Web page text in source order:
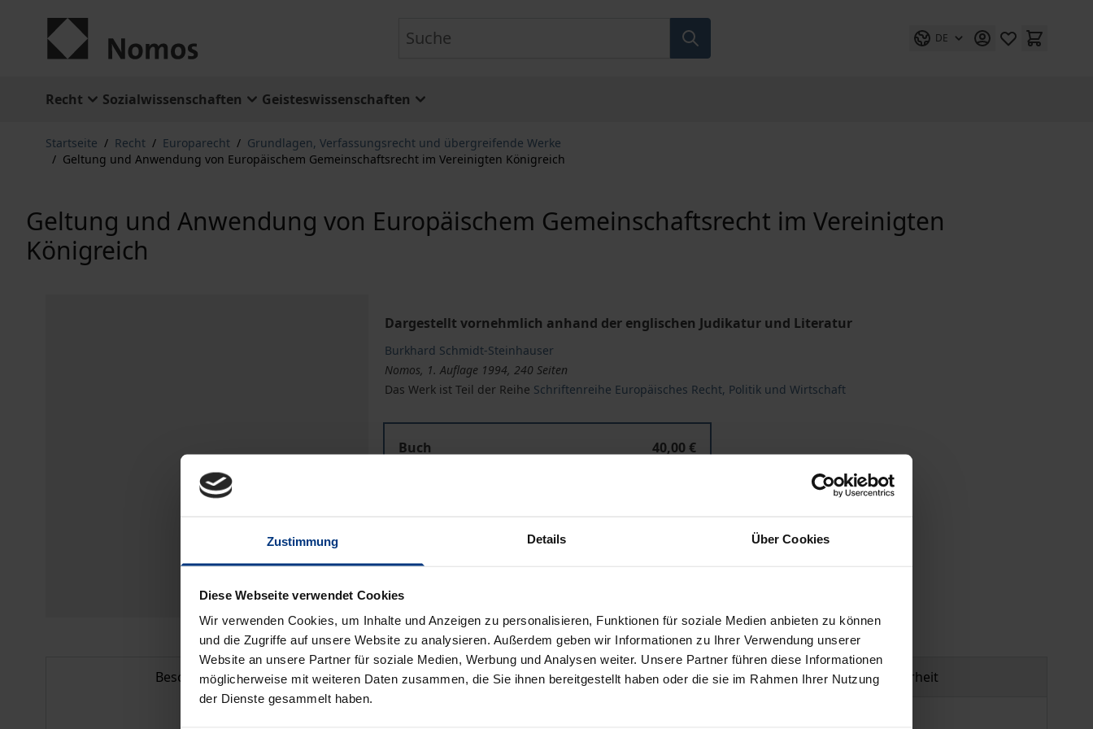
Zustimmung Details Über Cookies
Diese Webseite verwendet Cookies
Wir verwenden Cookies, um Inhalte und Anzeigen zu personalisieren, Funktionen für soziale Medien anbieten zu können
und die Zugriffe auf unsere Website zu analysieren. Außerdem geben wir Informationen zu Ihrer Verwendung unserer
Website an unsere Partner für soziale Medien, Werbung und Analysen weiter. Unsere Partner führen diese Informationen
möglicherweise mit weiteren Daten zusammen, die Sie ihnen bereitgestellt haben oder die sie im Rahmen Ihrer Nutzung
der Dienste gesammelt haben.
DE
Recht Sozialwissenschaften Geisteswissenschaften
Startseite / Recht / Europarecht / Grundlagen, Verfassungsrecht und übergreifende Werke
/ Geltung und Anwendung von Europäischem Gemeinschaftsrecht im Vereinigten Königreich
Geltung und Anwendung von Europäischem Gemeinschaftsrecht im Vereinigten
Königreich
Dargestellt vornehmlich anhand der englischen Judikatur und Literatur
Burkhard Schmidt-Steinhauser
Nomos, 1. Auflage 1994, 240 Seiten
Das Werk ist Teil der Reihe Schriftenreihe Europäisches Recht, Politik und Wirtschaft
Buch
40,00 €
In den Warenkorb
Hinweise zu Versandkosten
Beschreibung Bibliografische Angaben Produktsicherheit